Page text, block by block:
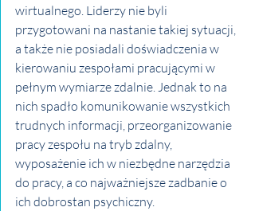
wirtualnego. Liderzy nie byli
przygotowani na nastanie takiej sytuacji,
a także nie posiadali doświadczenia w
kierowaniu zespołami pracującymi w
pełnym wymiarze zdalnie. Jednak to na
nich spadło komunikowanie wszystkich
trudnych informacji, przeorganizowanie
pracy zespołu na tryb zdalny,
wyposażenie ich w niezbędne narzędzia
do pracy, a co najważniejsze zadbanie o
ich dobrostan psychiczny.